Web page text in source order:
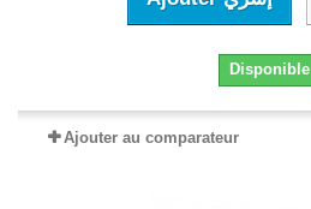
Disponible
Ajouter au comparateur